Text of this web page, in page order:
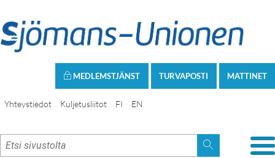
MATTINET
TURVAPOSTI
MEDLEMSTJÄNST
Yhteystiedot Kuljetusliitot FI EN